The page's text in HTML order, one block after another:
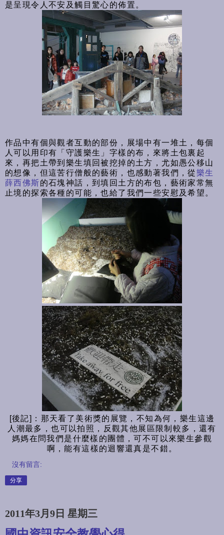
是呈現令人不安及觸目驚心的佈置。
作品中有個與觀者互動的部份，展場中有一堆土，每個
人可以用印有「守護樂生」字樣的布，來將土包裏起
來，再把土帶到樂生填回被挖掉的土方，尤如愚公移山
的想像，但這苦行僧般的藝術，也感動著我們，從樂生
薛西佛斯的石塊神話，到填回土方的布包，藝術家常無
止境的探索各種的可能，也給了我們一些安慰及希望。
[後記]：那天看了美術獎的展覽，不知為何，樂生這邊
人潮最多，也可以拍照，反觀其他展區限制較多，還有
媽媽在問我們是什麼樣的團體，可不可以來樂生參觀
啊，能有這樣的迴響還真是不錯。
沒有留言:
分享
2011年3月9日 星期三